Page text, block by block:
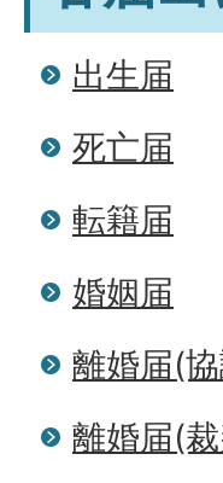
出生届
死亡届
転籍届
婚姻届
離婚届(
離婚届(